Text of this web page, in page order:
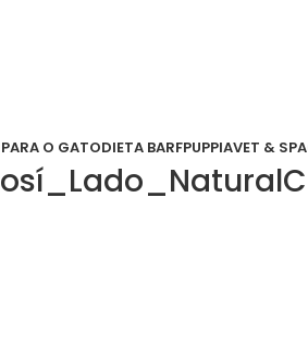
PARA O GATODIETA BARFPUPPIAVET & SPA